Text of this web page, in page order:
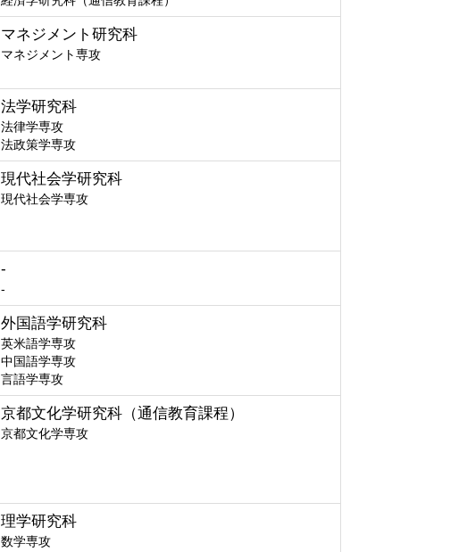
マネジメント研究科
マネジメント専攻
法学研究科
法律学専攻
法政策学専攻
現代社会学研究科
現代社会学専攻
-
-
外国語学研究科
英米語学専攻
中国語学専攻
言語学専攻
京都文化学研究科（通信教育課程）
京都文化学専攻
理学研究科
数学専攻